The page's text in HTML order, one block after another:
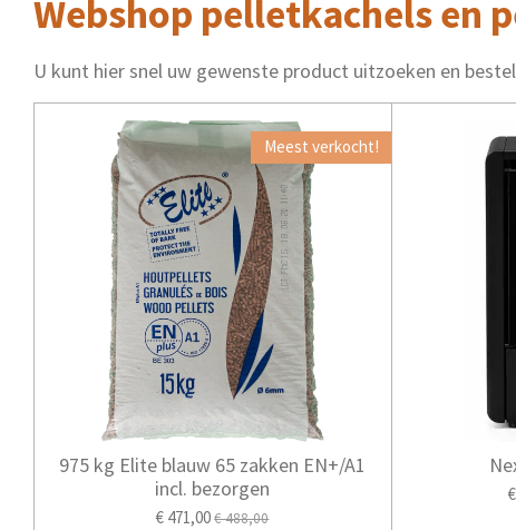
Webshop pelletkachels en
U kunt hier snel uw gewenste product uitzoeken en
Meest verkocht!
975 kg Elite blauw 65 zakken EN+/A1
incl. bezorgen
€ 471,00€ 488,00